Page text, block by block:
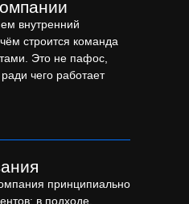
внутренний
строится команда
Это не пафос,
чего работает
принципиально
в подходе,